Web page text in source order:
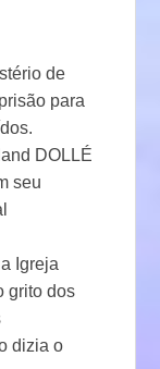
de
para
DOLLÉ
seu
Igreja
grito dos
dizia o